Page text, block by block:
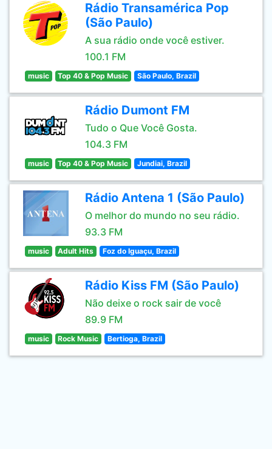
Rádio Transamérica Pop
(São Paulo)
A sua rádio onde você estiver.
100.1 FM
music Top 40 & Pop Music São Paulo, Brazil
Rádio Dumont FM
Tudo o Que Você Gosta.
104.3 FM
music Top 40 & Pop Music Jundiai, Brazil
Rádio Antena 1 (São Paulo)
O melhor do mundo no seu rádio.
93.3 FM
music Adult Hits Foz do Iguaçu, Brazil
Rádio Kiss FM (São Paulo)
Não deixe o rock sair de você
89.9 FM
music Rock Music Bertioga, Brazil